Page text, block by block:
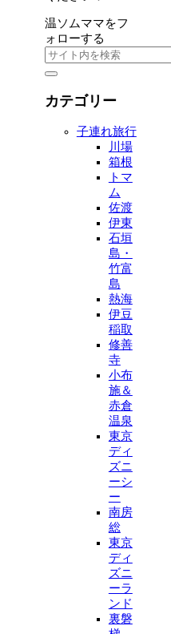
温ソムママをフ
ォローする
カテゴリー
子連れ旅行
川場
箱根
トマ
ム
佐渡
伊東
石垣
島・
竹富
島
熱海
伊豆
稲取
修善
寺
小布
施＆
赤倉
温泉
東京
ディ
ズニ
ーシ
ー
南房
総
東京
ディ
ズニ
ーラ
ンド
裏磐